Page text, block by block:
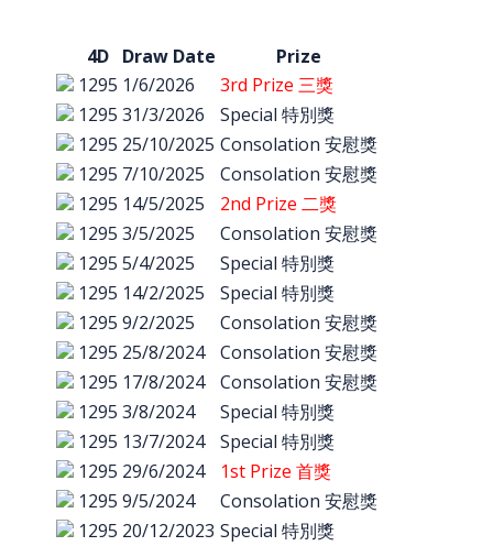
4D Draw Date
Prize
1295 1/6/2026
3rd Prize 三獎
1295 31/3/2026
Special 特別獎
1295 25/10/2025 Consolation 安慰獎
1295 7/10/2025
Consolation 安慰獎
1295 14/5/2025
2nd Prize 二獎
1295 3/5/2025
Consolation 安慰獎
1295 5/4/2025
Special 特別獎
1295 14/2/2025
Special 特別獎
1295 9/2/2025
Consolation 安慰獎
1295 25/8/2024
Consolation 安慰獎
1295 17/8/2024
Consolation 安慰獎
1295 3/8/2024
Special 特別獎
1295 13/7/2024
Special 特別獎
1295 29/6/2024
1st Prize 首獎
1295 9/5/2024
Consolation 安慰獎
1295 20/12/2023 Special 特別獎